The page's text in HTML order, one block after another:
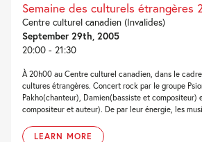
Semaine des culturels étrangères
Centre culturel canadien (Invalides)
September 29th, 2005
20:00 - 21:30
À 20h00 au Centre culturel canadien, dans le
cultures étrangères. Concert rock par le groupe
Pakho(chanteur), Damien(bassiste et compositeur)
compositeur et auteur). De par leur énergie, les
LEARN MORE